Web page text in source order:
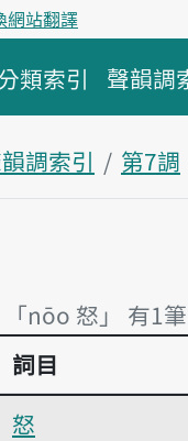
網站翻譯
類索引 聲韻調
調索引 第7調
nōo 怒」 有1筆
nōo 怒」 有1筆
詞目
怒